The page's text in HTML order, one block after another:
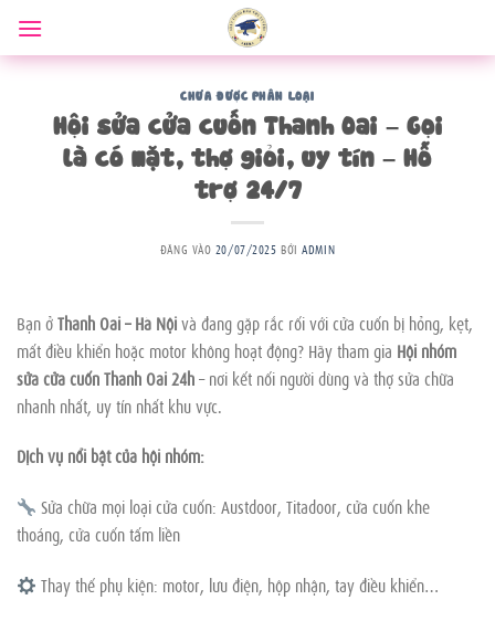
qua
nội
CHƯA ĐƯỢC PHÂN LOẠI
Hội sửa cửa cuốn Thanh Oai – Gọi
là có mặt, thợ giỏi, uy tín – Hỗ
trợ 24/7
ĐĂNG VÀO 20/07/2025 BỞIADMIN
Bạn ởThanh Oai – Hà Nộivà đang gặp rắc rối với cửa cuốn bị hỏng, kẹt,
mất điều khiển hoặc motor không hoạt động? Hãy tham gia Hội nhóm
sửa cửa cuốn Thanh Oai 24h– nơi kết nối người dùng và thợ sửa chữa
nhanh nhất, uy tín nhất khu vực.
Dịch vụ nổi bật của hội nhóm:
Sửa chữa mọi loại cửa cuốn: Austdoor, Titadoor, cửa cuốn khe
thoáng, cửa cuốn tấm liền
Thay thế phụ kiện: motor, lưu điện, hộp nhận, tay điều khiển…